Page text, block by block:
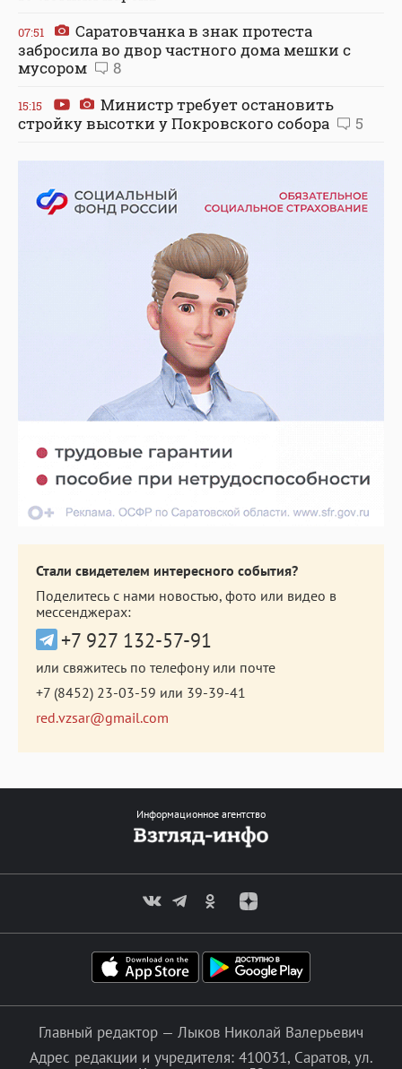
07:51
Саратовчанка в знак протеста
забросила во двор частного дома мешки с
мусором
8
15:15
Министр требует остановить
стройку высотки у Покровского собора
5
Стали свидетелем интересного события?
Поделитесь с нами новостью, фото или видео в
мессенджерах:
+7 927 132-57-91
или свяжитесь по телефону или почте
+7 (8452) 23-03-59 или 39-39-41
red.vzsar@gmail.com
Информационное агентство
Главный редактор — Лыков Николай Валерьевич
Адрес редакции и учредителя: 410031, Саратов, ул.